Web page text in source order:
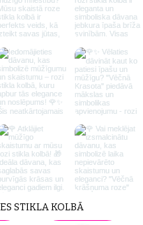
STIKLA KOLBĀ